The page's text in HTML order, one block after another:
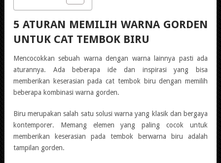
5 ATURAN MEMILIH WARNA GORDEN
UNTUK CAT TEMBOK BIRU
Mencocokkan sebuah warna dengan warna lainnya pasti ada
aturannya. Ada beberapa ide dan inspirasi yang bisa
memberikan keserasian pada cat tembok biru dengan memilih
beberapa kombinasi warna gorden.
Biru merupakan salah satu solusi warna yang klasik dan bergaya
kontemporer. Memang elemen yang paling cocok untuk
memberikan keserasian pada tembok berwarna biru adalah
tampilan gorden.